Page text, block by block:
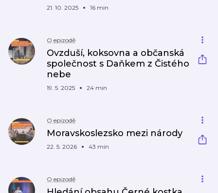
21. 10. 2025 16 min
O epizodě
Ovzduší, koksovna a občanská
společnost s Daňkem z Čistého
nebe
19. 5. 2025 24 min
O epizodě
Moravskoslezsko mezi národy
22. 5. 2026 43 min
O epizodě